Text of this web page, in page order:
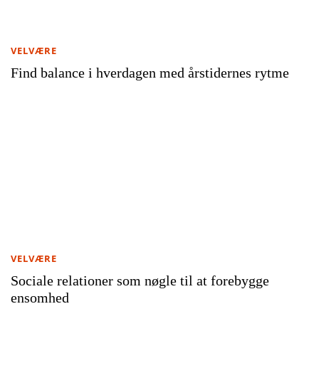
Find balance i hverdagen med årstidernes rytme
VELVÆRE
Sociale relationer som nøgle til at forebygge
ensomhed
VELVÆRE